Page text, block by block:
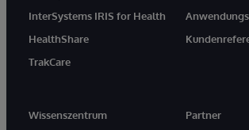
InterSystems IRIS for Health
HealthShare
TrakCare
Wissenszentrum
Partner